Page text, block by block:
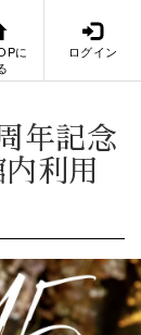
に
ログイン
年記念
利用